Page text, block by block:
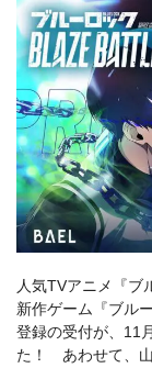
人気TVアニメ『ブ
新作ゲーム『ブル
登録の受付が、11
た！ あわせて、